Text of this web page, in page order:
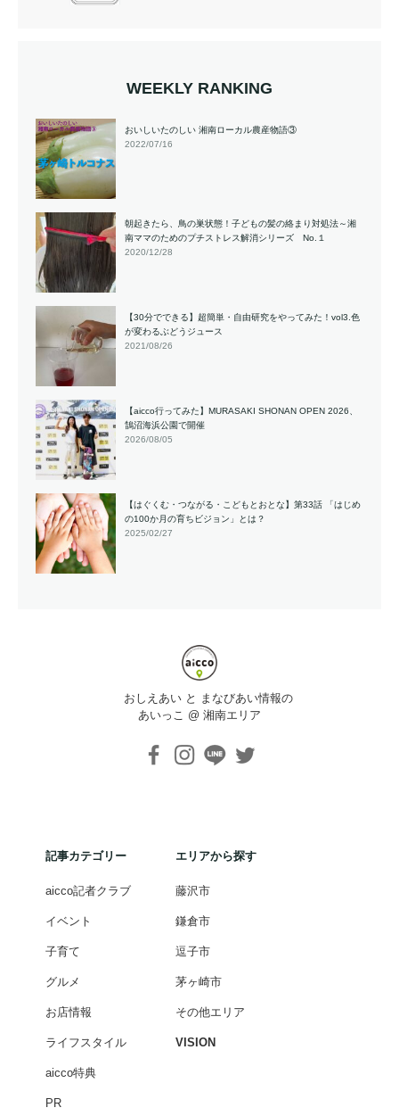
WEEKLY RANKING
おいしいたのしい 湘南ローカル農産物語③
2022/07/16
朝起きたら、鳥の巣状態！子どもの髪の絡まり対処法～湘
南ママのためのプチストレス解消シリーズ No.１
2020/12/28
【30分でできる】超簡単・自由研究をやってみた！vol3.色
が変わるぶどうジュース
2021/08/26
【aicco行ってみた】MURASAKI SHONAN OPEN 2026、
鵠沼海浜公園で開催
2026/08/05
【はぐくむ・つながる・こどもとおとな】第33話 「はじめ
の100か月の育ちビジョン」とは？
2025/02/27
おしえあい と まなびあい情報の
あいっこ @ 湘南エリア
記事カテゴリー
aicco記者クラブ
イベント
子育て
グルメ
お店情報
ライフスタイル
aicco特典
PR
エリアから探す
藤沢市
鎌倉市
逗子市
茅ヶ崎市
その他エリア
VISION